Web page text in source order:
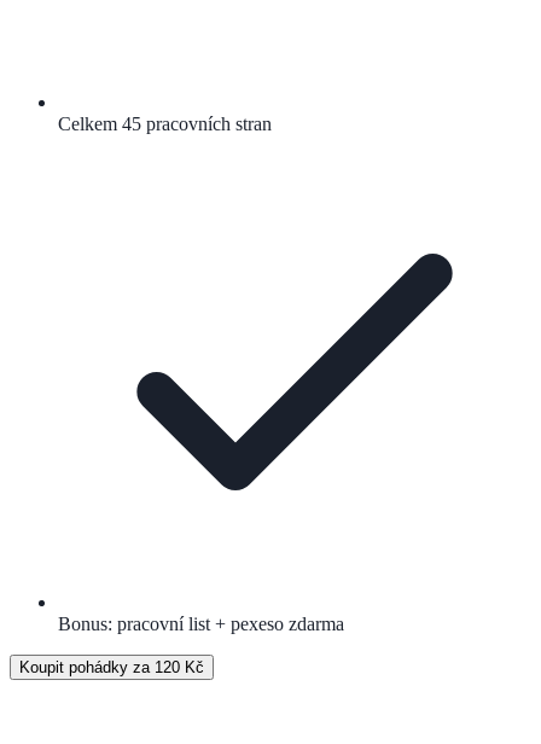
Celkem 45 pracovních stran
Bonus: pracovní list + pexeso zdarma
Koupit pohádky za 120 Kč